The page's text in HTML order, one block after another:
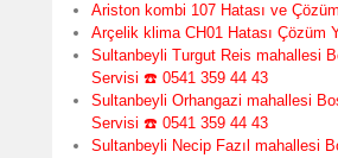
Ariston kombi 107 Hatası ve
Arçelik klima CH01 Hatası Çözüm
Sultanbeyli Turgut Reis mahallesi
Servisi ☎️ 0541 359 44 43
Sultanbeyli Orhangazi mahallesi
Servisi ☎️ 0541 359 44 43
Sultanbeyli Necip Fazıl mahallesi